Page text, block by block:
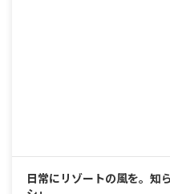
日常にリゾートの風を。知